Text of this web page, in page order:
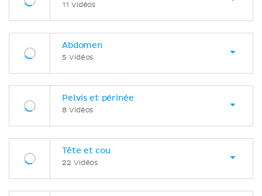
11 Vidéos
Abdomen
5 Vidéos
Pelvis et périnée
8 Vidéos
Tête et cou
22 Vidéos